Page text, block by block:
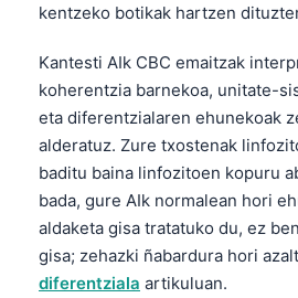
kentzeko botikak hartzen
Kantesti AIk CBC emaitzak
koherentzia barnekoa, unitate-
eta diferentzialaren ehunekoak
alderatuz. Zure txostenak
baditu baina linfozitoen kopuru
bada, gure AIk normalean hori
aldaketa gisa tratatuko du, ez
gisa; zehazki ñabardura hori
diferentziala artikuluan.